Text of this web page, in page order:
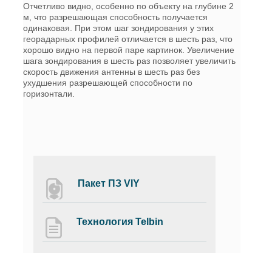
Отчетливо видно, особенно по объекту на глубине 2
м, что разрешающая способность получается
одинаковая. При этом шаг зондирования у этих
георадарных профилей отличается в шесть раз, что
хорошо видно на первой паре картинок. Увеличение
шага зондирования в шесть раз позволяет увеличить
скорость движения антенны в шесть раз без
ухудшения разрешающей способности по
горизонтали.
Пакет ПЗ VIY
Технология Telbin